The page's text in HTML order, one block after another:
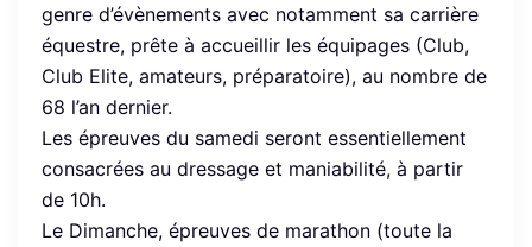
genre d’évènements avec notamment sa carrière
équestre, prête à accueillir les équipages (Club,
Club Elite, amateurs, préparatoire), au nombre de
68 l’an dernier.
Les épreuves du samedi seront essentiellement
consacrées au dressage et maniabilité, à partir
de 10h.
Le Dimanche, épreuves de marathon (toute la